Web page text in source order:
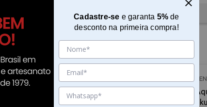
Pintura Artesanal Scrapbook
Htp-24b C/24 Cores
Cadastre-se e garanta 5%de
desconto na primeira compra!